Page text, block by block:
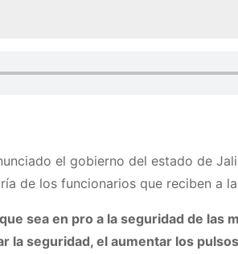
el gobierno del estado de
de los funcionarios que reciben a
sea en pro a la seguridad de las
la seguridad, el aumentar los